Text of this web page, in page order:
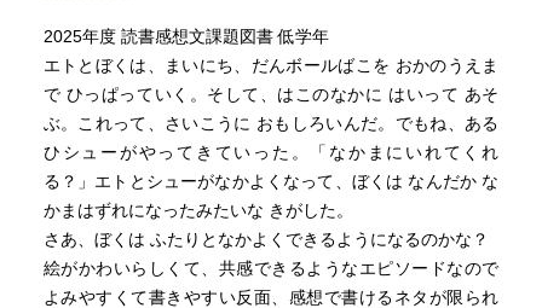
2025年度 読書感想文課題図書 低学年
エトとぼくは、まいにち、だんボールばこを おかのうえま
で ひっぱっていく。そして、はこのなかに はいって あそ
ぶ。これって、さいこうに おもしろいんだ。でもね、ある
ひシューがやってきていった。「なかまにいれてくれ
る？」エトとシューがなかよくなって、ぼくは なんだか な
かまはずれになったみたいな きがした。
さあ、ぼくは ふたりとなかよくできるようになるのかな？
絵がかわいらしくて、共感できるようなエピソードなので
よみやすくて書きやすい反面、感想で書けるネタが限られ